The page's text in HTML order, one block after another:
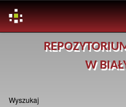
W
Wyszukaj